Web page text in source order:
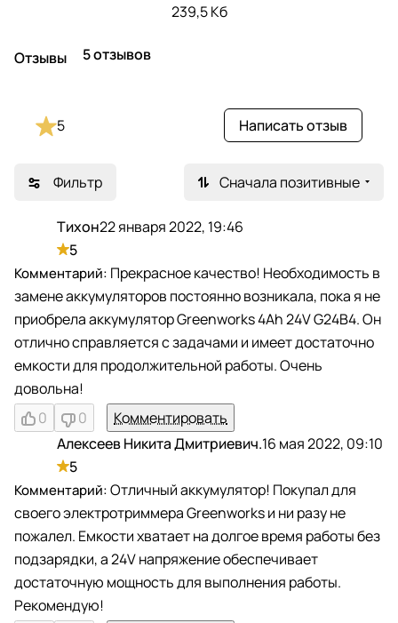
239,5 Кб
Отзывы 5 отзывов
Фильтр Сначала позитивные
Тихон22 января 2022, 19:46
5
Прекрасное качество! Необходимость в
замене аккумуляторов постоянно возникала, пока я не
приобрела аккумулятор Greenworks 4Ah 24V G24B4. Он
отлично справляется с задачами и имеет достаточно
емкости для продолжительной работы. Очень
довольна!
0
0
Комментировать
Алексеев Никита Дмитриевич.16 мая 2022, 09:10
5
Отличный аккумулятор! Покупал для
своего электротриммера Greenworks и ни разу не
пожалел. Емкости хватает на долгое время работы без
подзарядки, а 24V напряжение обеспечивает
достаточную мощность для выполнения работы.
Рекомендую!
5 Написать отзыв